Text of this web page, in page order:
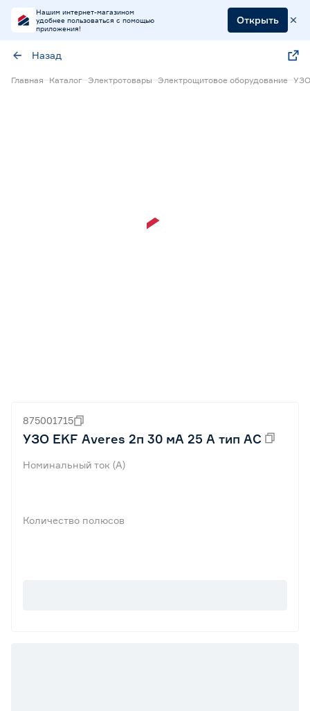
Нашим интернет-магазином
удобнее пользоваться с помощью
приложения!
Открыть
Назад
Главная Каталог Электротовары Электрощитовое оборудование УЗО
875001715
УЗО EKF Averes 2п 30 мА 25 А тип АС
Номинальный ток (А)
Количество полюсов